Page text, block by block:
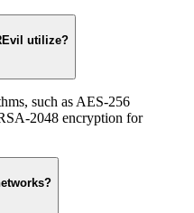
utilize?
such as AES-256
2048 encryption for